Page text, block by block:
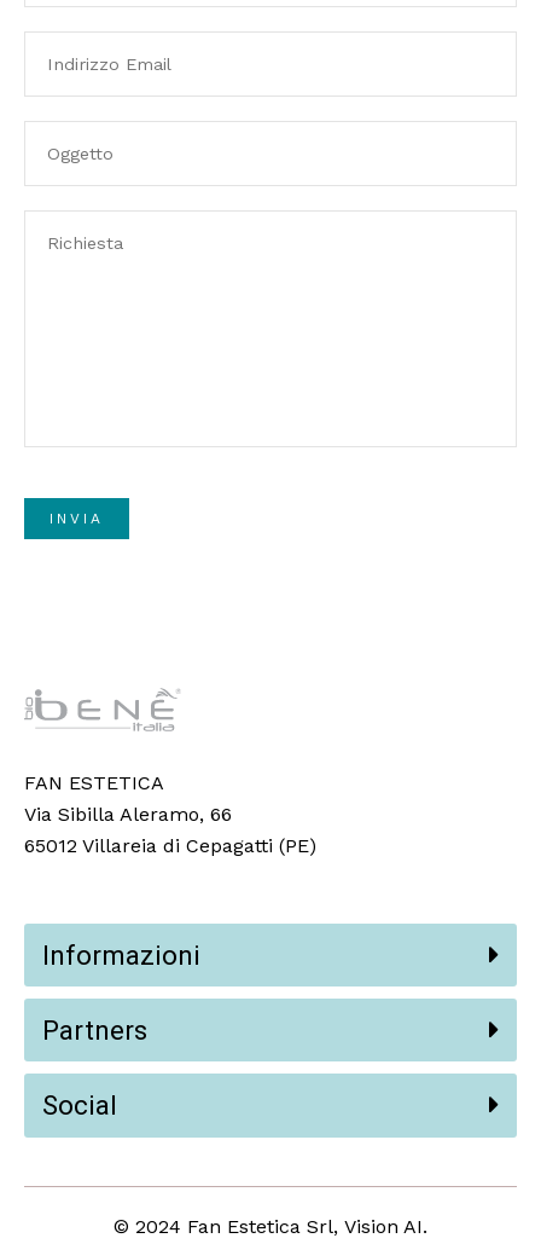
FAN ESTETICA
Via Sibilla Aleramo, 66
65012 Villareia di Cepagatti (PE)
Informazioni
Partners
Social
© 2024 Fan Estetica Srl, Vision AI.